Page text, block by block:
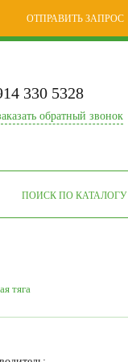
ОТПРАВИТЬ ЗАПРОС
330 5328
обратный звонок
ПОИСК ПО КАТАЛОГУ
тяга